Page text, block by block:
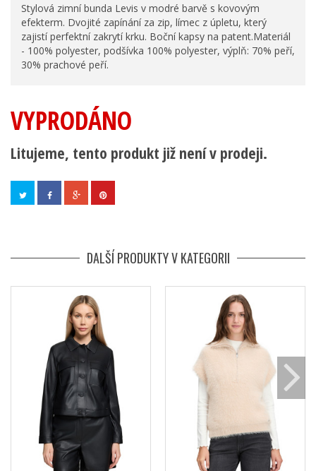
Stylová zimní bunda Levis v modré barvě s kovovým
efekterm. Dvojité zapínání za zip, límec z úpletu, který
zajistí perfektní zakrytí krku. Boční kapsy na patent.Materiál
- 100% polyester, podšívka 100% polyester, výplň: 70% peří,
30% prachové peří.
VYPRODÁNO
Litujeme, tento produkt již není v prodeji.
DALŠÍ PRODUKTY V KATEGORII